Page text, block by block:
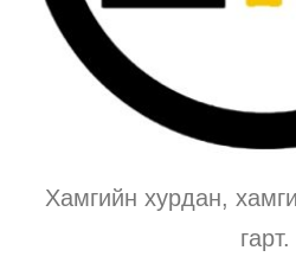
Хамгийн хурдан,
гарт.